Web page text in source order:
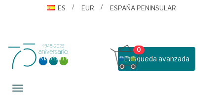
ES
EUR ESPAÑA PENINSULAR
Busqueda avanzada
0
Toggle navigation